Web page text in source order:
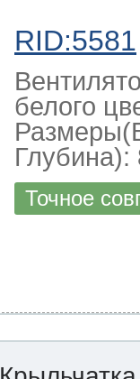
RID:5581
белого
Глубина):
Точное